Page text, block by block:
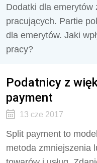
Dodatki dla emerytów
pracujących. Partie
dla emerytów. Jaki
pracy?
Podatnicy z
payment
13 cze 2017
Split payment to
metoda zmniejszenia